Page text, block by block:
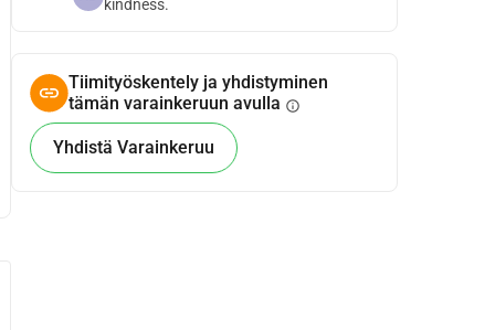
kindness.
Tiimityöskentely ja yhdistyminen
tämän varainkeruun avulla info
Yhdistä Varainkeruu